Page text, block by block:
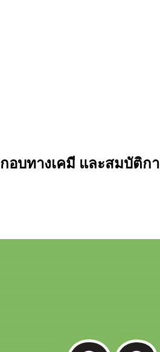
อบทางเคมี และสมบัติ